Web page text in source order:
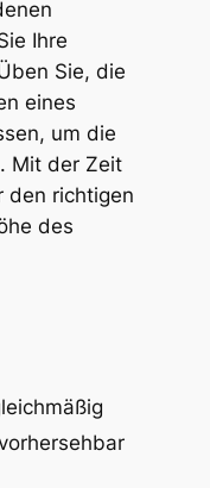
Ihre
Sie, die
eines
um die
Mit der Zeit
den richtigen
des